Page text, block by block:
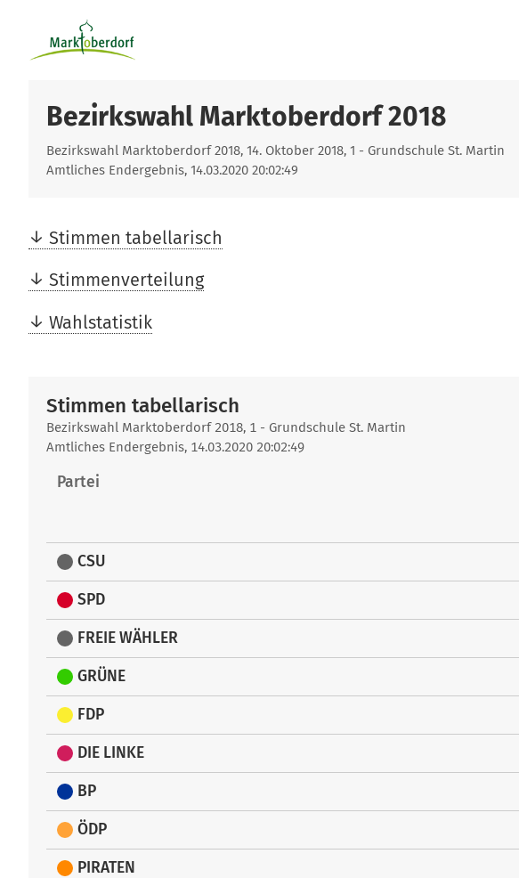
Bezirkswahl Marktoberdorf 2018
Bezirkswahl Marktoberdorf 2018, 14. Oktober 2018, 1 - Grundschule St. Martin
Amtliches Endergebnis, 14.03.2020 20:02:49
Stimmen tabellarisch
Stimmenverteilung
Wahlstatistik
Stimmen tabellarisch
Stimmen
tabellarisch
Bezirkswahl Marktoberdorf 2018, 1 - Grundschule St. Martin
Amtliches Endergebnis, 14.03.2020 20:02:49
Partei
CSU
SPD
FREIE WÄHLER
GRÜNE
FDP
DIE LINKE
BP
ÖDP
PIRATEN